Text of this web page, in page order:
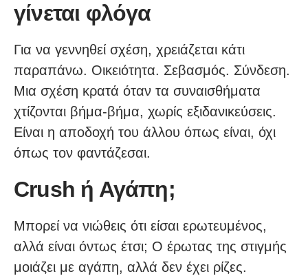
γίνεται φλόγα
Για να γεννηθεί σχέση, χρειάζεται κάτι
παραπάνω. Οικειότητα. Σεβασμός. Σύνδεση.
Μια σχέση κρατά όταν τα συναισθήματα
χτίζονται βήμα-βήμα, χωρίς εξιδανικεύσεις.
Είναι η αποδοχή του άλλου όπως είναι, όχι
όπως τον φαντάζεσαι.
Crush ή Αγάπη;
Μπορεί να νιώθεις ότι είσαι ερωτευμένος,
αλλά είναι όντως έτσι; Ο έρωτας της στιγμής
μοιάζει με αγάπη, αλλά δεν έχει ρίζες.